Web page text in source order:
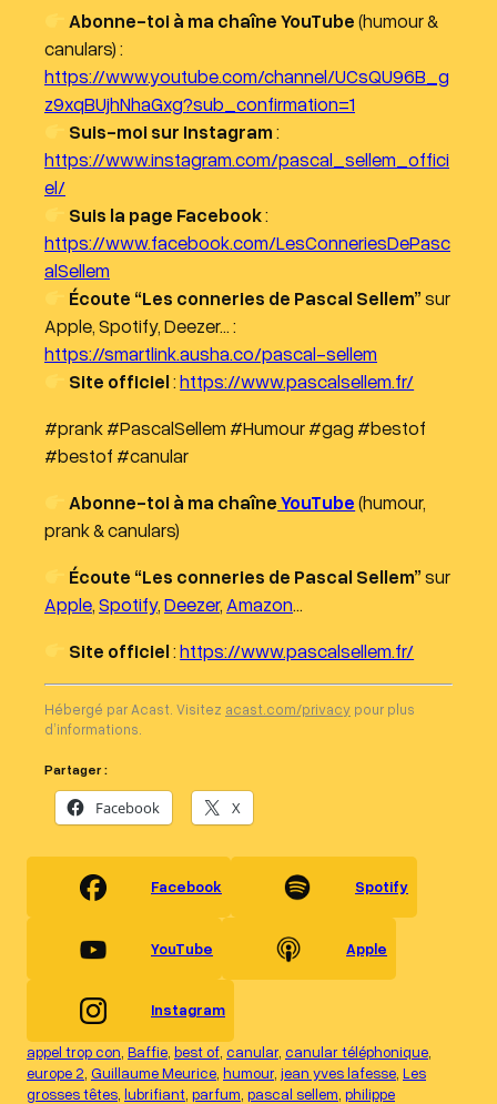
Abonne-toi à ma chaîne YouTube(humour &
canulars) :
https://www.youtube.com/channel/UCsQU96B_g
z9xqBUjhNhaGxg?sub_confirmation=1
Suis-moi sur Instagram:
https://www.instagram.com/pascal_sellem_offici
el/
Suis la page Facebook:
https://www.facebook.com/LesConneriesDePasc
alSellem
Écoute “Les conneries de Pascal Sellem”sur
Apple, Spotify, Deezer… :
https://smartlink.ausha.co/pascal-sellem
Site officiel:https://www.pascalsellem.fr/
#prank #PascalSellem #Humour #gag #bestof
#bestof #canular
Abonne-toi à ma chaîneYouTube(humour,
prank & canulars)
Écoute “Les conneries de Pascal Sellem”sur
Apple,Spotify,Deezer, Amazon…
Site officiel:https://www.pascalsellem.fr/
Hébergé par Acast. Visitez acast.com/privacy pour plus
d’informations.
Partager :
Facebook X
Facebook Spotify
YouTube Apple
Instagram
appel trop con Baffie best of canular canular téléphonique
europe 2 Guillaume Meurice humour jean yves lafesse Les
grosses têtes lubrifiant parfum pascal sellem philippe